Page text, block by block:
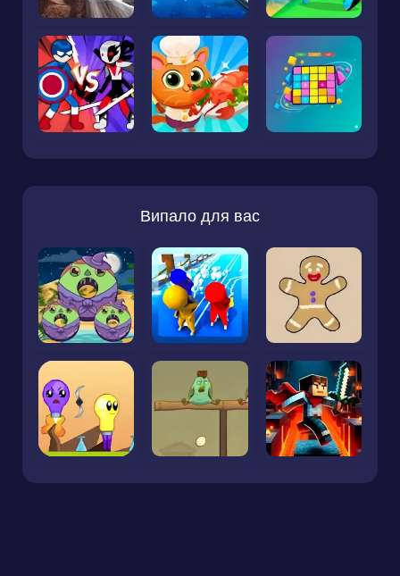
Випало для вас